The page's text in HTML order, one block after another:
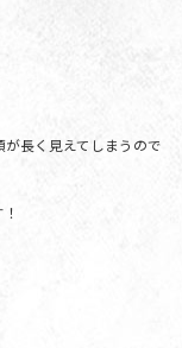
長く見えてしまうので